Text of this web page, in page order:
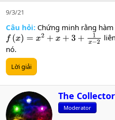
9/3/21
Câu hỏi: Chứng minh rằng hàm
f( x)=x 2+ x+3 +1 x−2
nó.
Lời giải
W
r
i
The
Moderator